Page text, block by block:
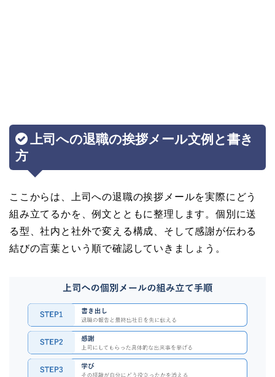
上司への退職の挨拶メール文例と書き
方
ここからは、上司への退職の挨拶メールを実際にどう
組み立てるかを、例文とともに整理します。個別に送
る型、社内と社外で変える構成、そして感謝が伝わる
結びの言葉という順で確認していきましょう。